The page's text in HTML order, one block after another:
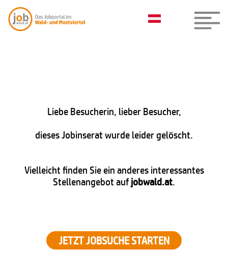
Liebe Besucherin, lieber Besucher,
dieses Jobinserat wurde leider gelöscht.
Vielleicht finden Sie ein anderes interessantes
Stellenangebot aufjobwald.at.
JETZT JOBSUCHE STARTEN